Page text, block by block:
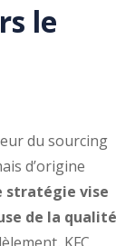
le
du sourcing
d’origine
stratégie vise
de la qualité